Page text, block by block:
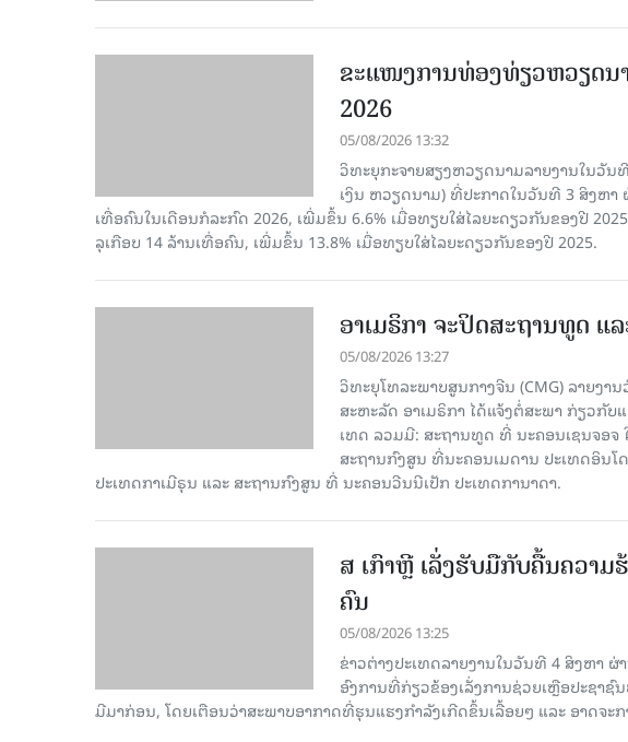
ຂະ​ແໜງ​ການ​ທ່ອງ​ທ່ຽວຫວຽດນ
2026
05/08/2026 13:32
ວິທະຍຸກະຈາຍສຽງຫວຽດນາມລາຍງານໃນວັ
ເງິນ ຫວຽດ​ນາມ) ທີ່ປະ​ກາດ​ໃນ​ວັນ​ທີ 3 ສິງ​ຫ
ເທື່ອ​ຄົນ​ໃນ​ເດືອນ​ກໍ​ລະ​ກົດ 2026, ເພີ່ມ​ຂຶ້ນ 6.6% ເມື່ອ​ທຽບ​ໃສ່​ໄລ​ຍະ​ດຽວ​ກັນ​ຂອງ​ປີ
ລຸ​ເກືອບ 14 ລ້ານ​ເທື່ອ​ຄົນ, ເພີ່ມ​ຂຶ້ນ 13.8% ເມື່ອ​ທຽບ​ໃສ່​ໄລ​ຍະ​ດຽວ​ກັນ​ຂອງ​ປີ​ 2025.
ອາເມຣິກາ ຈະປິດສະຖານທູດ ແ​
05/08/2026 13:27
ວິທະຍຸໂທລະພາບສູນກາງຈີນ (CMG) ລາຍງາ
ສະຫະລັດ ອາເມຣິກາ ໄດ້ແຈ້ງຕໍ່ສະພາ ກ່ຽວກັ
ເທດ ລວມມີ: ສະຖານທູດ ທີ່ ນະຄອນເຊນຈອຈ
ສະຖານກົງສູນ ທີ່ນະຄອນເມດານ ປະເທດອິນໂ
ປະເທດກາເ​ມີຣຸນ ແລະ ສະຖານກົງສູນ ທີ່ ນະຄອນວີນນີເປັກ ປະເທດການາດາ.
ສ ເກົາຫຼີ ເລັ່ງຮັບມືກັບຄື້ນຄວາ
ຄົນ
05/08/2026 13:25
ຂ່າວຕ່າງປະເທດລາຍງານໃນວັນທີ 4 ສິງຫາ
ອົງການທີ່ກ່ຽວຂ້ອງເລັ່ງການຊ່ວຍເຫຼືອປະຊາ
ມີມາກ່ອນ, ໂດຍເຕືອນວ່າສະພາບອາກາດທີ່ຮຸນແຮງກຳລັງເກີດຂຶ້ນເລື້ອຍໆ ແລະ ອາດຈະ